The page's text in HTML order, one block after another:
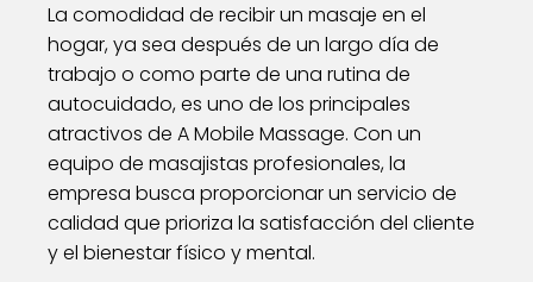
La comodidad de recibir un masaje en el
hogar, ya sea después de un largo día de
trabajo o como parte de una rutina de
autocuidado, es uno de los principales
atractivos de A Mobile Massage. Con un
equipo de masajistas profesionales, la
empresa busca proporcionar un servicio de
calidad que prioriza la satisfacción del cliente
y el bienestar físico y mental.